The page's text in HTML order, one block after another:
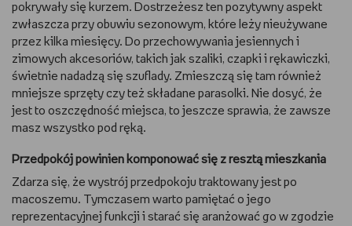
pokrywały się kurzem. Dostrzeżesz ten pozytywny aspekt
zwłaszcza przy obuwiu sezonowym, które leży nieużywane
przez kilka miesięcy. Do przechowywania jesiennych i
zimowych akcesoriów, takich jak szaliki, czapki i rękawiczki,
świetnie nadadzą się szuflady. Zmieszczą się tam również
mniejsze sprzęty czy też składane parasolki. Nie dosyć, że
jest to oszczędność miejsca, to jeszcze sprawia, że zawsze
masz wszystko pod ręką.
Przedpokój powinien komponować się z resztą mieszkania
Zdarza się, że wystrój przedpokoju traktowany jest po
macoszemu. Tymczasem warto pamiętać o jego
reprezentacyjnej funkcji i starać się aranżować go w zgodzie